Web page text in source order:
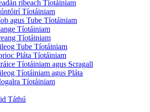
ribeach Tíotáiniam
Tíotáiniam
agus Tube Tíotáiniam
Tíotáiniam
Tíotáiniam
Tube Tíotáiniam
Pláta Tíotáiniam
Tíotáiniam agus Scragall
Tíotáiniam agus Pláta
Tíotáiniam
Táthú